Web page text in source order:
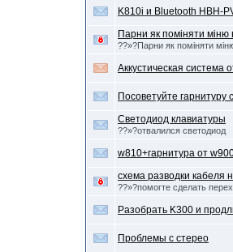
K810i и Bluetooth HBH-
Парни як поміняти міню
??»?Парни як поміняти
Аккустическая система
Посоветуйте гарнитуру
Светодиод клавиатуры
??»?отвалился светодиод
w810+гарнитура от
схема разводки кабеля
??»?помогте сделать
Разобрать K300 и
Проблемы с стерео